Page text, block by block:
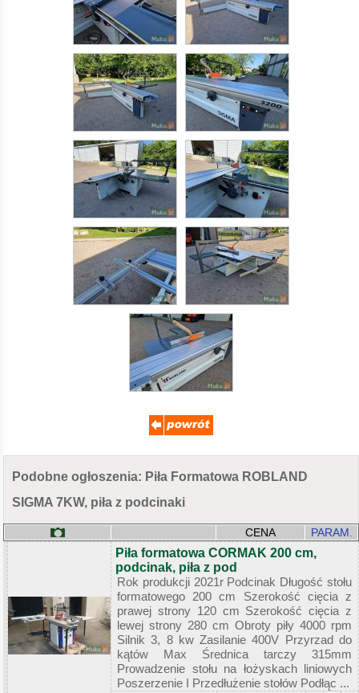
Podobne ogłoszenia: Piła Formatowa ROBLAND
SIGMA 7KW, piła z podcinaki
CENA PARAM.
Piła formatowa CORMAK 200 cm,
podcinak, piła z pod
Rok produkcji 2021r Podcinak Długość stołu
formatowego 200 cm Szerokość cięcia z
prawej strony 120 cm Szerokość cięcia z
lewej strony 280 cm Obroty piły 4000 rpm
Silnik 3, 8 kw Zasilanie 400V Przyrzad do
kątów Max Średnica tarczy 315mm
Prowadzenie stołu na łożyskach liniowych
Poszerzenie I Przedłużenie stołów Podłąc ...